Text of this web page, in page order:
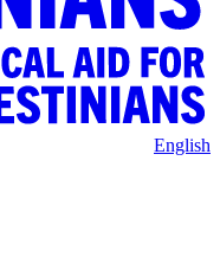
English